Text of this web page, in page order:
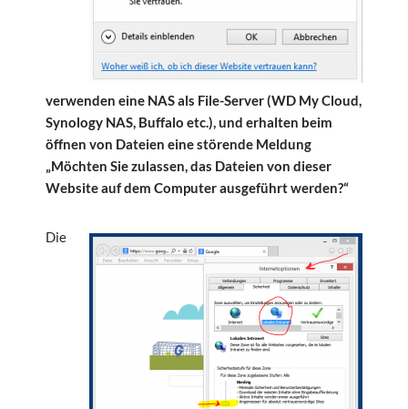
verwenden eine NAS als File-Server (WD My Cloud,
Synology NAS, Buffalo etc.), und erhalten beim
öffnen von Dateien eine störende Meldung
„Möchten Sie zulassen, das Dateien von dieser
Website auf dem Computer ausgeführt werden?“
Die